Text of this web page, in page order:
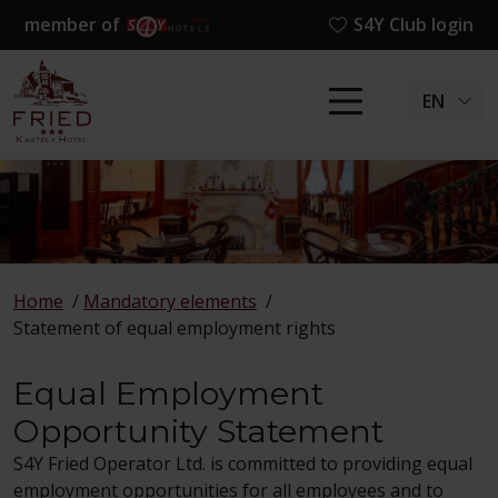
member of S4Y Club login
EN
Home / Mandatory elements /
Statement of equal employment rights
Equal Employment
Opportunity Statement
S4Y Fried Operator Ltd. is committed to providing equal
employment opportunities for all employees and to